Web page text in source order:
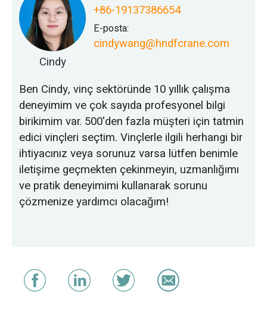
Cindy
+86-19137386654
E-posta:
cindywang@hndfcrane.com
Ben Cindy, vinç sektöründe 10 yıllık çalışma
deneyimim ve çok sayıda profesyonel bilgi
birikimim var. 500'den fazla müşteri için tatmin
edici vinçleri seçtim. Vinçlerle ilgili herhangi bir
ihtiyacınız veya sorunuz varsa lütfen benimle
iletişime geçmekten çekinmeyin, uzmanlığımı
ve pratik deneyimimi kullanarak sorunu
çözmenize yardımcı olacağım!